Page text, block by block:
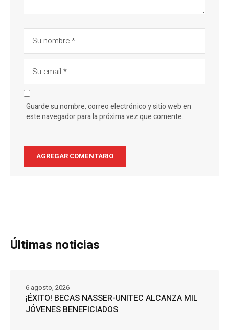
Guarde su nombre, correo electrónico y sitio web en
este navegador para la próxima vez que comente.
Últimas noticias
¡ÉXITO! BECAS NASSER-UNITEC ALCANZA MIL
JÓVENES BENEFICIADOS
6 agosto, 2026